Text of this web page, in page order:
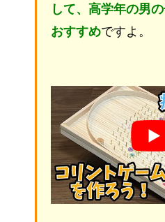
して、高学年の男
おすすめですよ。